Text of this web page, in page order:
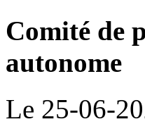
Comité de
autonome
Le 25-06-